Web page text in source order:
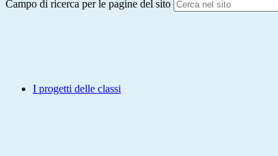
Campo di ricerca per le pagine del sito
I progetti delle classi